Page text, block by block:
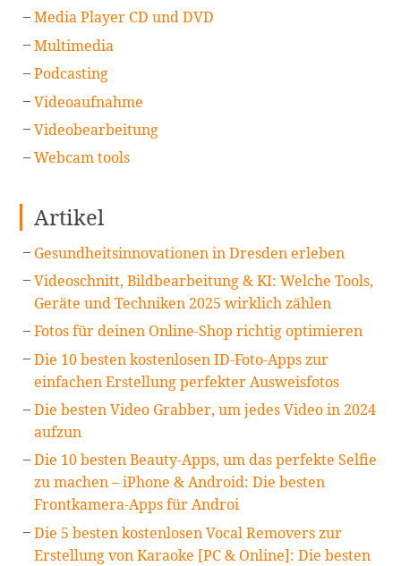
Media Player CD und DVD
Multimedia
Podcasting
Videoaufnahme
Videobearbeitung
Webcam tools
Artikel
Gesundheitsinnovationen in Dresden erleben
Videoschnitt, Bildbearbeitung & KI: Welche Tools,
Geräte und Techniken 2025 wirklich zählen
Fotos für deinen Online-Shop richtig optimieren
Die 10 besten kostenlosen ID-Foto-Apps zur
einfachen Erstellung perfekter Ausweisfotos
Die besten Video Grabber, um jedes Video in 2024
aufzun
Die 10 besten Beauty-Apps, um das perfekte Selfie
zu machen – iPhone & Android: Die besten
Frontkamera-Apps für Androi
Die 5 besten kostenlosen Vocal Removers zur
Erstellung von Karaoke [PC & Online]: Die besten